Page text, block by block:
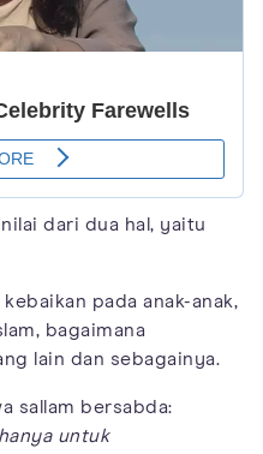
dari dua hal, yaitu
pada anak-anak,
bagaimana
lain dan sebagainya.
sallam bersabda:
untuk